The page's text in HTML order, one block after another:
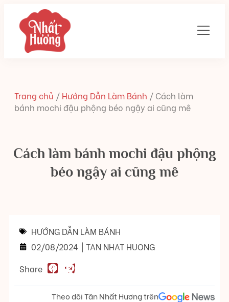
Trang chủ / Hướng Dẫn Làm Bánh / Cách làm
bánh mochi đậu phộng béo ngậy ai cũng mê
Cách làm bánh mochi đậu phộng
béo ngậy ai cũng mê
HƯỚNG DẪN LÀM BÁNH
02/08/2024 | TAN NHAT HUONG
Share
Theo dõi Tân Nhất Hương trên